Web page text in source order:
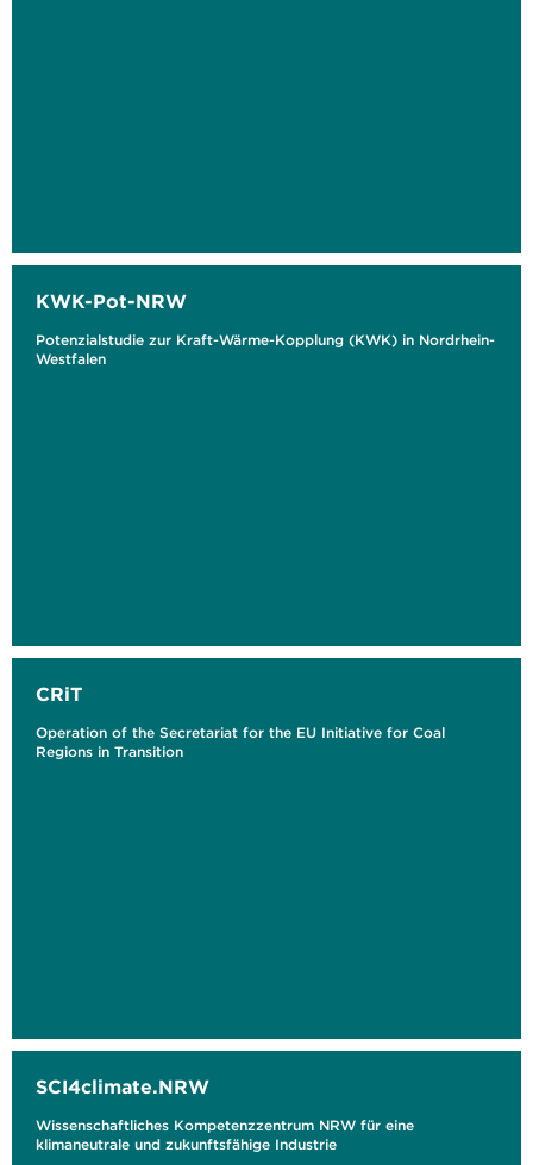
KWK-Pot-NRW
Potenzialstudie zur Kraft-Wärme-Kopplung (KWK) in Nordrhein-
Westfalen
CRiT
Operation of the Secretariat for the EU Initiative for Coal
Regions in Transition
SCI4climate.NRW
Wissenschaftliches Kompetenzzentrum NRW für eine
klimaneutrale und zukunftsfähige Industrie